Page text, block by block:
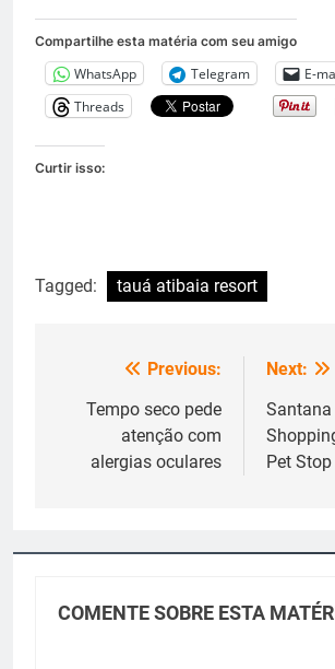
Compartilhe esta matéria com seu amigo
WhatsApp Telegram
E-
Threads
Curtir isso:
Tagged: tauá atibaia resort
Navegação
Post
Previous:
Tempo seco pede
atenção com
alergias oculares
Next:
Santana
Pet Stop
COMENTE SOBRE ESTA